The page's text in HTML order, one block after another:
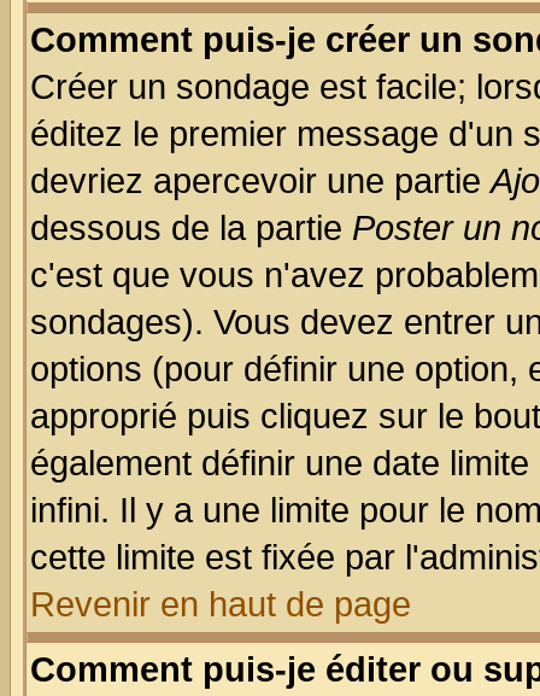
Comment puis-je créer un
Créer un sondage est facile;
éditez le premier message d'un
devriez apercevoir une partie
dessous de la partie Poster un
c'est que vous n'avez
sondages). Vous devez entrer
options (pour définir une option,
approprié puis cliquez sur le
également définir une date
infini. Il y a une limite pour le
cette limite est fixée par
Revenir en haut de page
Comment puis-je éditer ou